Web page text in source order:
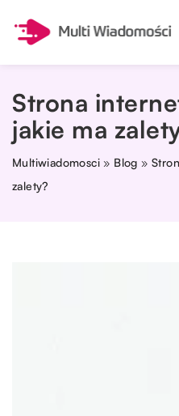
Strona
jakie ma
Multiwiadomosci » Blog »
zalety?